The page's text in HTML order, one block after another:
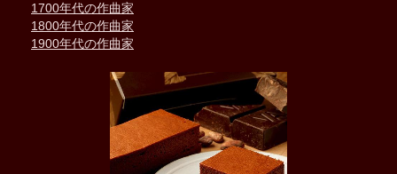
1700年代の作曲家
1800年代の作曲家
1900年代の作曲家